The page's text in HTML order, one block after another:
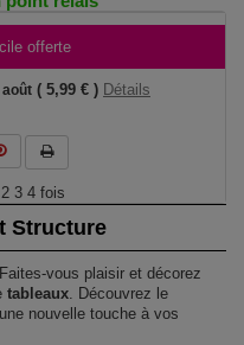
offerte
août ( 5,99 € ) Détails
Structure
vous plaisir et décorez
tableaux. Découvrez le
nouvelle touche à vos